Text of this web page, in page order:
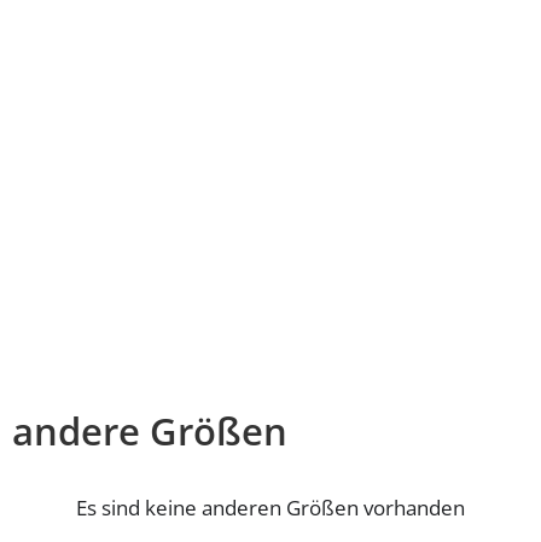
andere Größen
Es sind keine anderen Größen vorhanden